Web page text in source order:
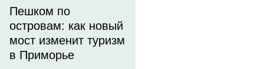
Пешком по
островам: как новый
мост изменит туризм
в Приморье